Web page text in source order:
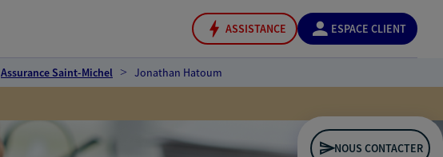
ASSISTANCE ESPACE CLIENT
Assurance Saint-Michel Jonathan Hatoum
NOUS CONTACTER